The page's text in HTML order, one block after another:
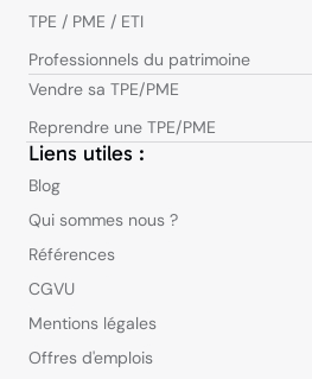
TPE / PME / ETI
Professionnels du patrimoine
Vendre sa TPE/PME
Reprendre une TPE/PME
Liens utiles :
Blog
Qui sommes nous ?
Références
CGVU
Mentions légales
Offres d'emplois